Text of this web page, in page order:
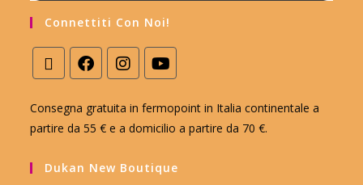
Connettiti Con Noi!
Consegna gratuita in fermopoint in Italia continentale a
partire da 55 € e a domicilio a partire da 70 €.
Dukan New Boutique